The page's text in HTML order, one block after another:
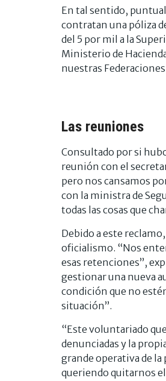
En tal sentido,
contratan una póliza
del 5 por mil a la
Ministerio de
nuestras
Las reuniones
Consultado por si
reunión con el
pero nos cansamos
con la ministra de
todas las cosas que
Debido a este
oficialismo. “Nos
esas retenciones”,
gestionar una nueva
condición que no
situación”.
“Este voluntariado
denunciadas y la
grande operativa de
queriendo quitarnos